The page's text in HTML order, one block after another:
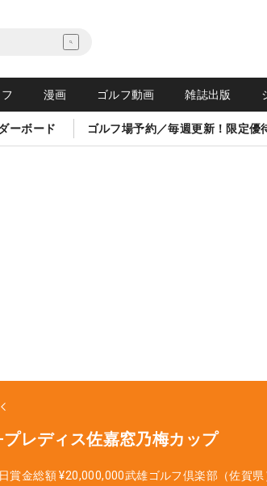
漫画 ゴルフ動画 雑誌出版
ーボード ゴルフ場予約／毎週更新！限定優
レディス佐嘉窓乃梅カップ
賞金総額 ¥20,000,000武雄ゴルフ倶楽部（佐賀県